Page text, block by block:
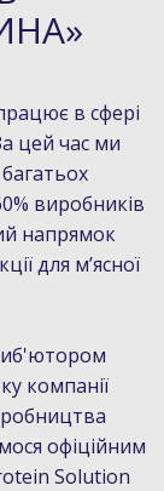
в сфері
цей час ми
виробників
напрямок
для мʼясної
компанії
офіційним
Solution